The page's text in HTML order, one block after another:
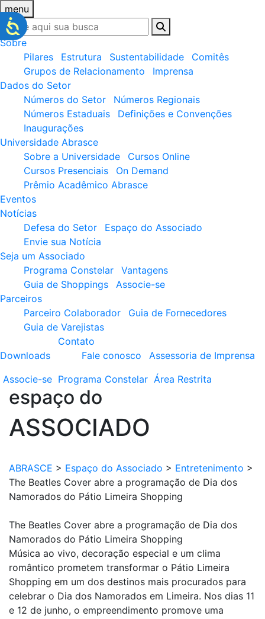
menu
Sobre
Pilares
Estrutura Sustentabilidade
Comitês
Grupos de Relacionamento
Imprensa
Dados do Setor
Números do Setor
Números Regionais
Números Estaduais
Definições e Convenções
Inaugurações
Universidade Abrasce
Sobre a Universidade
Cursos Online
Cursos Presenciais
On Demand
Prêmio Acadêmico Abrasce
Eventos
Notícias
Defesa do Setor
Espaço do Associado
Envie sua Notícia
Seja um Associado
Programa Constelar
Vantagens
Guia de Shoppings
Associe-se
Parceiros
Parceiro Colaborador
Guia de Fornecedores
Guia de Varejistas
Downloads
Contato
Fale conosco
Assessoria de Imprensa
Associe-se Programa Constelar Área Restrita
espaço do
ASSOCIADO
ABRASCE > Espaço do Associado > Entretenimento >
The Beatles Cover abre a programação de Dia dos
Namorados do Pátio Limeira Shopping
The Beatles Cover abre a programação de Dia dos
Namorados do Pátio Limeira Shopping
Música ao vivo, decoração especial e um clima
romântico prometem transformar o Pátio Limeira
Shopping em um dos destinos mais procurados para
celebrar o Dia dos Namorados em Limeira. Nos dias 11
e 12 de junho, o empreendimento promove uma